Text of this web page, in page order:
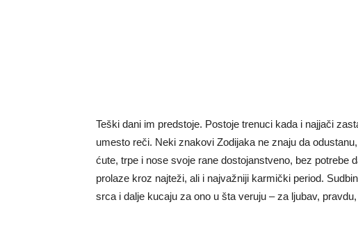
Teški dani im predstoje. Postoje trenuci kada i najjači
umesto reči. Neki znakovi Zodijaka ne znaju da
ćute, trpe i nose svoje rane dostojanstveno, bez potrebe
prolaze kroz najteži, ali i najvažniji karmički period.
srca i dalje kucaju za ono u šta veruju – za ljubav,